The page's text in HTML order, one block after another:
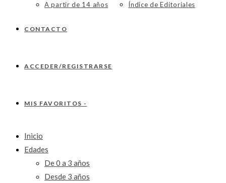
A partir de 14 años
Índice de Editoriales
CONTACTO
ACCEDER/REGISTRARSE
MIS FAVORITOS -
Inicio
Edades
De 0 a 3 años
Desde 3 años